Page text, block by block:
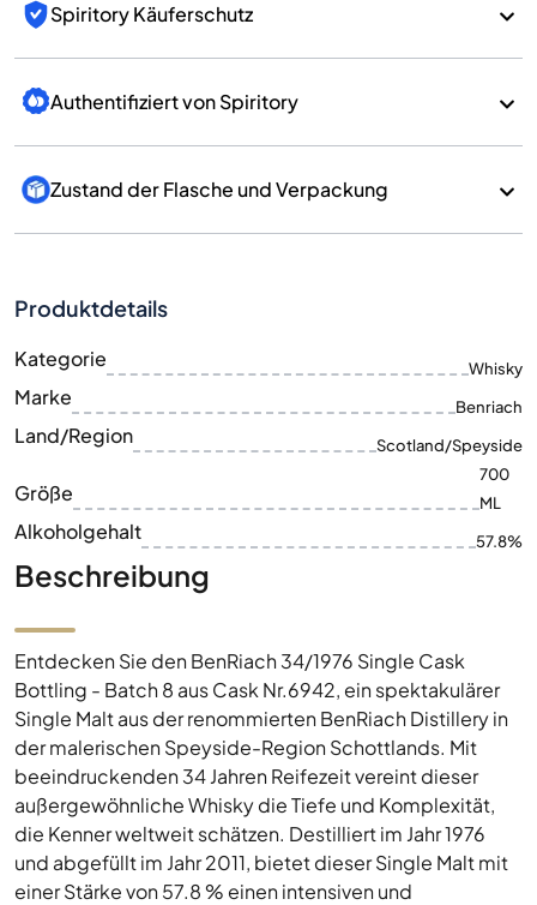
Spiritory Käuferschutz
Authentifiziert von Spiritory
Zustand der Flasche und Verpackung
Produktdetails
Kategorie Whisky
Marke Benriach
Land/Region Scotland/Speyside
Größe
700
ML
Alkoholgehalt 57.8%
Beschreibung
Entdecken Sie den BenRiach 34/1976 Single Cask
Bottling - Batch 8 aus Cask Nr.6942, ein spektakulärer
Single Malt aus der renommierten BenRiach Distillery in
der malerischen Speyside-Region Schottlands. Mit
beeindruckenden 34 Jahren Reifezeit vereint dieser
außergewöhnliche Whisky die Tiefe und Komplexität,
die Kenner weltweit schätzen. Destilliert im Jahr 1976
und abgefüllt im Jahr 2011, bietet dieser Single Malt mit
einer Stärke von 57.8 % einen intensiven und